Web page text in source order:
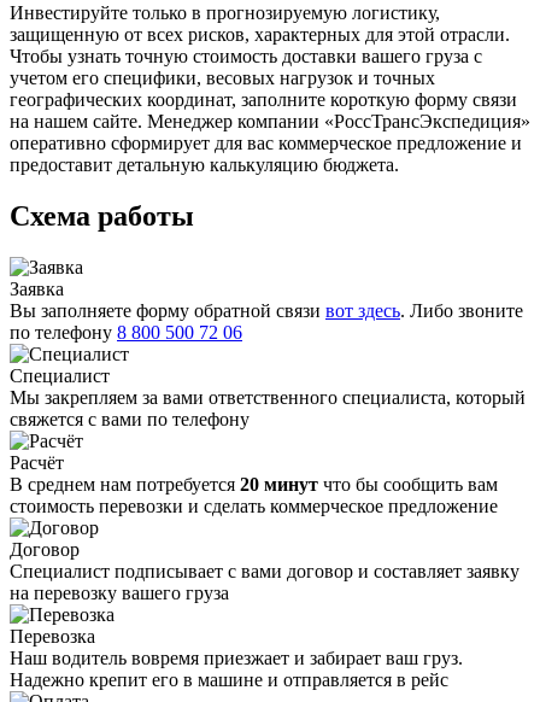
Инвестируйте только в прогнозируемую логистику,
защищенную от всех рисков, характерных для этой отрасли.
Чтобы узнать точную стоимость доставки вашего груза с
учетом его специфики, весовых нагрузок и точных
географических координат, заполните короткую форму связи
на нашем сайте. Менеджер компании «РоссТрансЭкспедиция»
оперативно сформирует для вас коммерческое предложение и
предоставит детальную калькуляцию бюджета.
Схема работы
Заявка
Вы заполняете форму обратной связи вот здесь. Либо звоните
по телефону 8 800 500 72 06
Специалист
Мы закрепляем за вами ответственного специалиста, который
свяжется с вами по телефону
Расчёт
В среднем нам потребуется 20 минут что бы сообщить вам
стоимость перевозки и сделать коммерческое предложение
Договор
Специалист подписывает с вами договор и составляет заявку
на перевозку вашего груза
Перевозка
Наш водитель вовремя приезжает и забирает ваш груз.
Надежно крепит его в машине и отправляется в рейс